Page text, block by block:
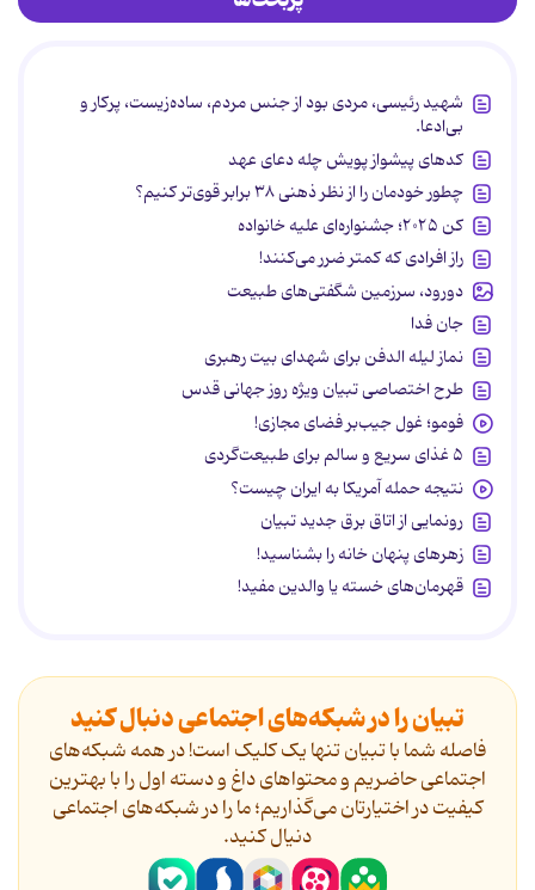
شهید رئیسی، مردی بود از جنس مردم، ساده‌زیست، پرکار و
بی‌ادعا.
کدهای پیشواز پویش چله دعای عهد
چطور خودمان را از نظر ذهنی ۳۸ برابر قوی‌تر کنیم؟
کن ۲۰۲۵؛ جشنواره‌ای علیه خانواده
راز افرادی که کمتر ضرر می‌کنند!
دورود، سرزمین شگفتی‌های طبیعت
جان فدا
نماز لیله الدفن برای شهدای بیت رهبری
طرح اختصاصی تبیان ویژه روز جهانی قدس
فومو؛ غول جیب‌بر فضای مجازی!
۵ غذای سریع و سالم برای طبیعت‌گردی
نتیجه حمله آمریکا به ایران چیست؟
رونمایی از اتاق برق جدید تبیان
زهرهای پنهان خانه را بشناسید!
قهرمان‌های خسته یا والدین مفید!
تبیان را در شبکه‌های اجتماعی دنبال کنید
فاصله شما با تبیان تنها یک کلیک است! در همه شبکه‌های
اجتماعی حاضریم و محتواهای داغ و دسته اول را با بهترین
کیفیت در اختیارتان می‌گذاریم؛ ما را در شبکه‌های اجتماعی
دنیال کنید.